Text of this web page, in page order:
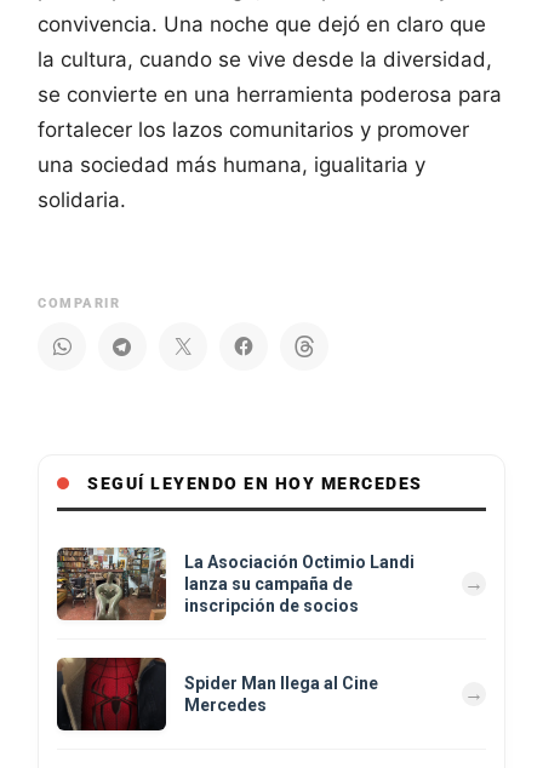
convivencia. Una noche que dejó en claro que
la cultura, cuando se vive desde la diversidad,
se convierte en una herramienta poderosa para
fortalecer los lazos comunitarios y promover
una sociedad más humana, igualitaria y
solidaria.
COMPARIR
SEGUÍ LEYENDO EN HOY MERCEDES
La Asociación Octimio Landi
lanza su campaña de
inscripción de socios
Spider Man llega al Cine
Mercedes